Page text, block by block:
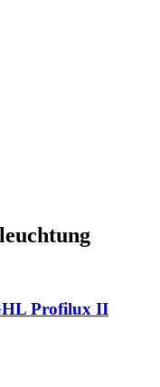
Profilux II